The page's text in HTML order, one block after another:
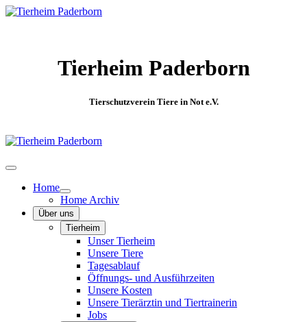
Tierheim Paderborn
Tierschutzverein Tiere in Not e.V.
Home
Home Archiv
Über uns
Tierheim
Unser Tierheim
Unsere Tiere
Tagesablauf
Öffnungs- und Ausführzeiten
Unsere Kosten
Unsere Tierärztin und Tiertrainerin
Jobs